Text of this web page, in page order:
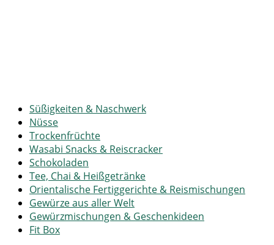
Süßigkeiten & Naschwerk
Nüsse
Trockenfrüchte
Wasabi Snacks & Reiscracker
Schokoladen
Tee, Chai & Heißgetränke
Orientalische Fertiggerichte & Reismischungen
Gewürze aus aller Welt
Gewürzmischungen & Geschenkideen
Fit Box